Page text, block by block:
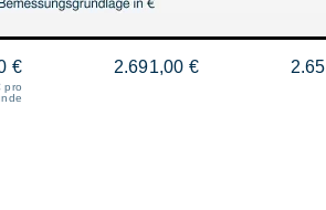
€
pro
2.691,00 €